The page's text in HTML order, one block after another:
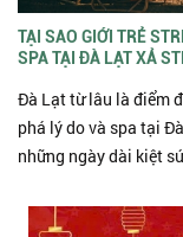
TẠI SAO GIỚI TRẺ
SPA TẠI ĐÀ LẠT XẢ
Đà Lạt từ lâu là điểm
phá lý do và spa tại
những ngày dài kiệt